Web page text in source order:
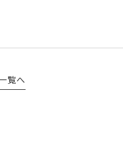
覧へ